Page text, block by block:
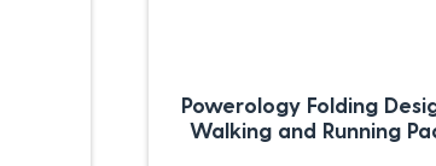
Powerology Folding
Walking and Running